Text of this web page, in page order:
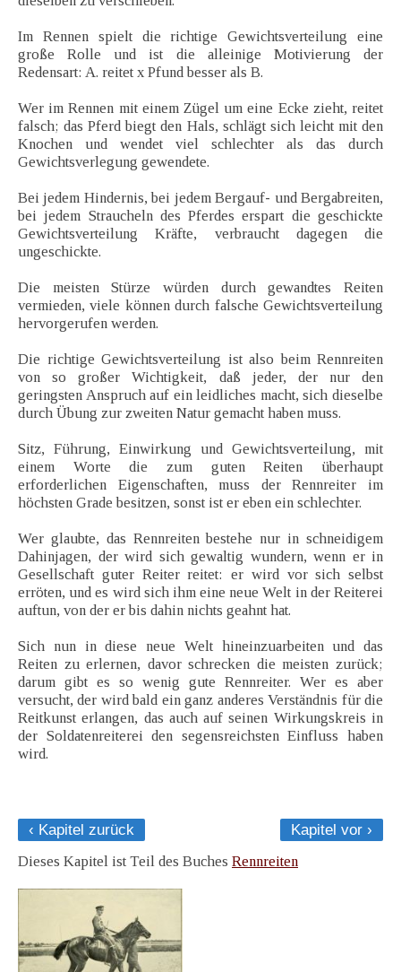
Im Rennen spielt die richtige Gewichtsverteilung eine
große Rolle und ist die alleinige Motivierung der
Redensart: A. reitet x Pfund besser als B.
Wer im Rennen mit einem Zügel um eine Ecke zieht, reitet
falsch; das Pferd biegt den Hals, schlägt sich leicht mit den
Knochen und wendet viel schlechter als das durch
Gewichtsverlegung gewendete.
Bei jedem Hindernis, bei jedem Bergauf- und Bergabreiten,
bei jedem Straucheln des Pferdes erspart die geschickte
Gewichtsverteilung Kräfte, verbraucht dagegen die
ungeschickte.
Die meisten Stürze würden durch gewandtes Reiten
vermieden, viele können durch falsche Gewichtsverteilung
hervorgerufen werden.
Die richtige Gewichtsverteilung ist also beim Rennreiten
von so großer Wichtigkeit, daß jeder, der nur den
geringsten Anspruch auf ein leidliches macht, sich dieselbe
durch Übung zur zweiten Natur gemacht haben muss.
Sitz, Führung, Einwirkung und Gewichtsverteilung, mit
einem Worte die zum guten Reiten überhaupt
erforderlichen Eigenschaften, muss der Rennreiter im
höchsten Grade besitzen, sonst ist er eben ein schlechter.
Wer glaubte, das Rennreiten bestehe nur in schneidigem
Dahinjagen, der wird sich gewaltig wundern, wenn er in
Gesellschaft guter Reiter reitet: er wird vor sich selbst
erröten, und es wird sich ihm eine neue Welt in der Reiterei
auftun, von der er bis dahin nichts geahnt hat.
Sich nun in diese neue Welt hineinzuarbeiten und das
Reiten zu erlernen, davor schrecken die meisten zurück;
darum gibt es so wenig gute Rennreiter. Wer es aber
versucht, der wird bald ein ganz anderes Verständnis für die
Reitkunst erlangen, das auch auf seinen Wirkungskreis in
der Soldatenreiterei den segensreichsten Einfluss haben
wird.
‹ Kapitel zurück
Kapitel vor ›
Dieses Kapitel ist Teil des Buches Rennreiten